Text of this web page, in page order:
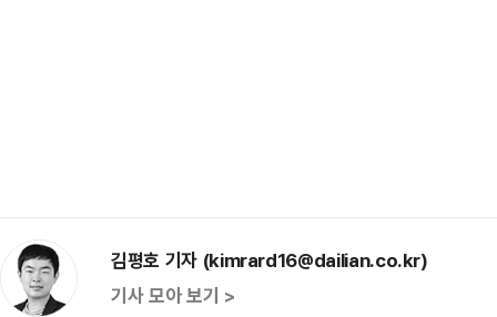
김평호 기자 (kimrard16@dailian.co.kr)
기사 모아 보기 >